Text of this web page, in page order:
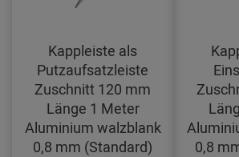
Kappleiste als
Putzaufsatzleiste
Zuschnitt 120 mm
Länge 1 Meter
Aluminium walzblank
0,8 mm (Standard)
0,8